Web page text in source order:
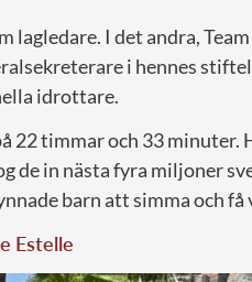
lagledare. I det andra,
i hennes
idrottare.
22 timmar och 33 minuter.
de in nästa fyra miljoner
barn att simma och
Estelle